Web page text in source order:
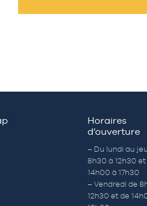
Horaires
d’ouverture
– Du lundi au
8h30 à 12h30 et
14h00 à 17h30
– Vendredi de
12h30 et de